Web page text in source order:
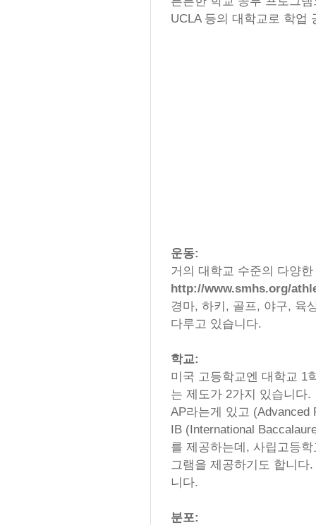
UCLA 등의 대학교로 학업
운동:
거의 대학교 수준의 다양
http://www.smhs.org/
경마, 하키, 골프, 야구, 육
다루고 있습니다.
학교:
미국 고등학교엔 대학교 1
는 제도가 2가지 있습니다.
AP라는게 있고 (Advanced
IB (International
를 제공하는데, 사립고등
그램을 제공하기도 합니
니다.
분포: